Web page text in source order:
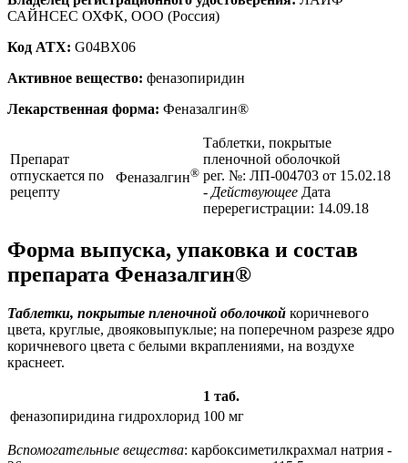
САЙНСЕС ОХФК, ООО (Россия)
Код ATX: G04BX06
Активное вещество: феназопиридин
Лекарственная форма: Феназалгин®
Препарат
отпускается по
рецепту
Феназалгин®
Таблетки, покрытые
пленочной оболочкой
рег. №: ЛП-004703 от 15.02.18
- Действующее Дата
перерегистрации: 14.09.18
Форма выпуска, упаковка и состав
препарата Феназалгин®
Таблетки, покрытые пленочной оболочкой коричневого
цвета, круглые, двояковыпуклые; на поперечном разрезе ядро
коричневого цвета с белыми вкраплениями, на воздухе
краснеет.
1 таб.
феназопиридина гидрохлорид 100 мг
Вспомогательные вещества: карбоксиметилкрахмал натрия -